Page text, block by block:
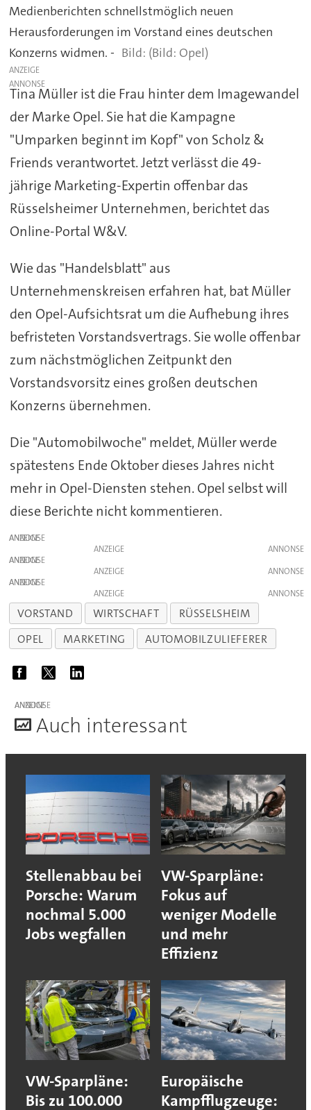
Medienberichten schnellstmöglich neuen
Herausforderungen im Vorstand eines deutschen
Konzerns widmen. -
(Bild: Opel)
ANZEIGE
Tina Müller ist die Frau hinter dem Imagewandel
der Marke Opel. Sie hat die Kampagne
"Umparken beginnt im Kopf" von Scholz &
Friends verantwortet. Jetzt verlässt die 49-
jährige Marketing-Expertin offenbar das
Rüsselsheimer Unternehmen, berichtet das
Online-Portal W&V.
Wie das "Handelsblatt" aus
Unternehmenskreisen erfahren hat, bat Müller
den Opel-Aufsichtsrat um die Aufhebung ihres
befristeten Vorstandsvertrags. Sie wolle offenbar
zum nächstmöglichen Zeitpunkt den
Vorstandsvorsitz eines großen deutschen
Konzerns übernehmen.
Die "Automobilwoche" meldet, Müller werde
spätestens Ende Oktober dieses Jahres nicht
mehr in Opel-Diensten stehen. Opel selbst will
diese Berichte nicht kommentieren.
ANZEIGE
ANZEIGE
ANZEIGE
ANZEIGE
ANZEIGE
ANZEIGE
VORSTAND WIRTSCHAFT
RÜSSELSHEIM
OPEL
MARKETING AUTOMOBILZULIEFERER
ANZEIGE
Auch interessant
Stellenabbau bei
Porsche: Warum
nochmal 5.000
Jobs wegfallen
VW-Sparpläne:
Fokus auf
weniger Modelle
und mehr
Effizienz
VW-Sparpläne:
Bis zu 100.000
Europäische
Kampfflugzeuge: